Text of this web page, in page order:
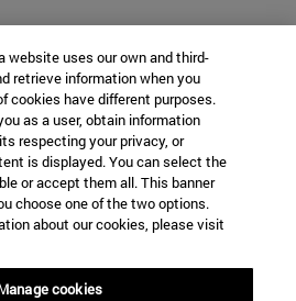
website uses our own and third-
retrieve information when you
cookies have different purposes.
as a user, obtain information
respecting your privacy, or
is displayed. You can select the
or accept them all. This banner
choose one of the two options.
about our cookies, please visit
cookies